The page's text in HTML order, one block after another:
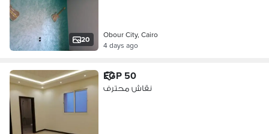
20
Obour City, Cairo
4 days ago
EGP 50
نقاش محترف